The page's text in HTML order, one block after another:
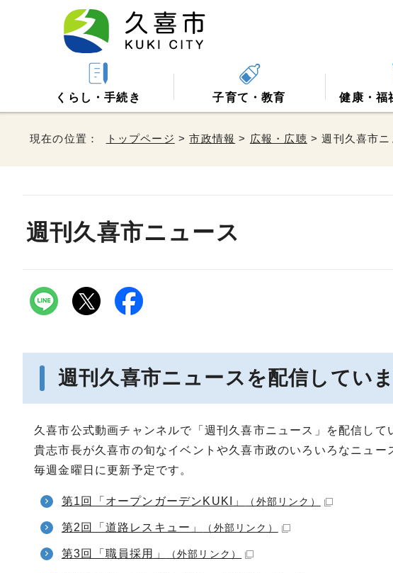
くらし・手続き 子育て・教育 健康・福
現在の位置： トップページ >市政情報 > 広報・広聴 > 週刊久喜市ニ
週刊久喜市ニュース
週刊久喜市ニュースを配信してい
久喜市公式動画チャンネルで「週刊久喜市ニュース」を配信して
貴志市長が久喜市の旬なイベントや久喜市政のいろいろなニュー
毎週金曜日に更新予定です。
第1回「オープンガーデンKUKI」 （外部リンク）
第2回「道路レスキュー」 （外部リンク）
第3回「職員採用」 （外部リンク）